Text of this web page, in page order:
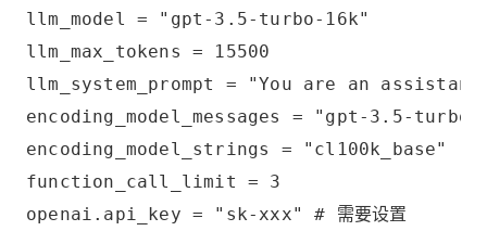
llm_model = "gpt-3.5-turbo-16k"
llm_max_tokens = 15500
llm_system_prompt = "You are an
encoding_model_messages = "gpt-3.5-turbo-
encoding_model_strings = "cl100k_base"
function_call_limit = 3
openai.api_key = "sk-xxx" # 需要设置